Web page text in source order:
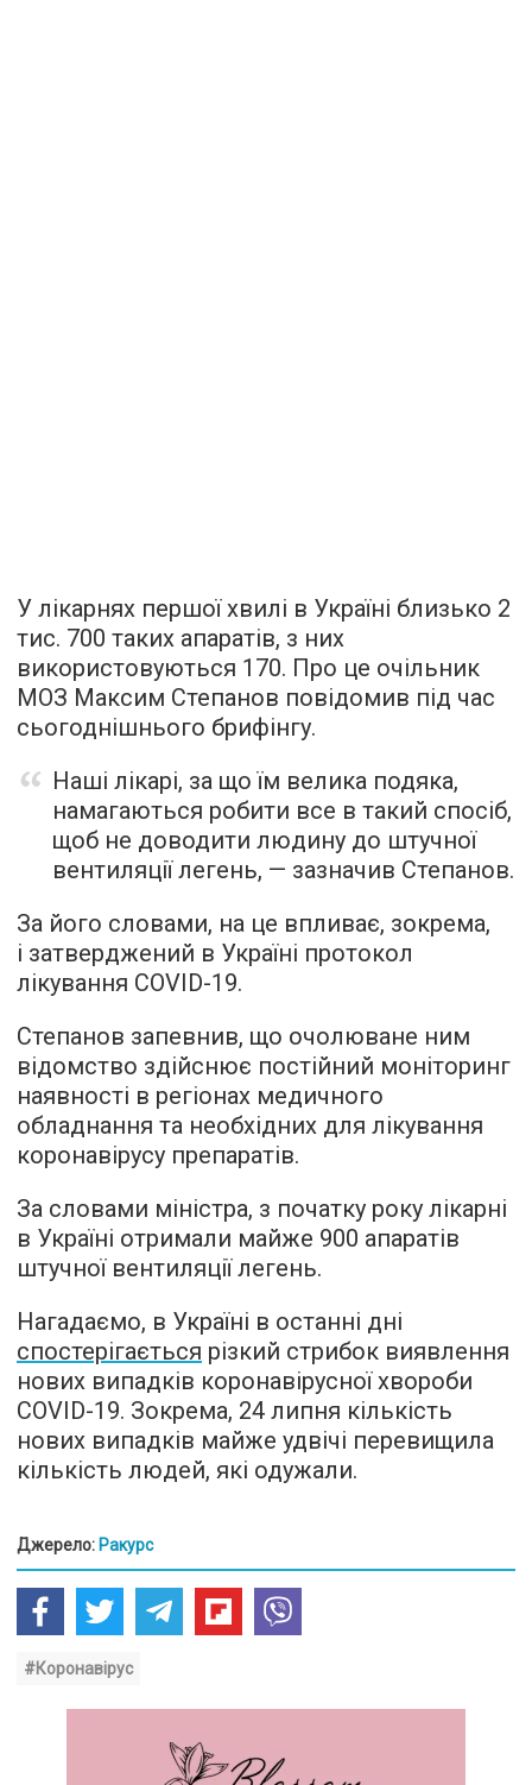
У лікарнях першої хвилі в Україні близько 2
тис. 700 таких апаратів, з них
використовуються 170. Про це очільник
МОЗ Максим Степанов повідомив під час
сьогоднішнього брифінгу.
Наші лікарі, за що їм велика подяка,
намагаються робити все в такий спосіб,
щоб не доводити людину до штучної
вентиляції легень, — зазначив Степанов.
За його словами, на це впливає, зокрема,
і затверджений в Україні протокол
лікування COVID-19.
Степанов запевнив, що очолюване ним
відомство здійснює постійний моніторинг
наявності в регіонах медичного
обладнання та необхідних для лікування
коронавірусу препаратів.
За словами міністра, з початку року лікарні
в Україні отримали майже 900 апаратів
штучної вентиляції легень.
Нагадаємо, в Україні в останні дні
спостерігається різкий стрибок виявлення
нових випадків коронавірусної хвороби
COVID-19. Зокрема, 24 липня кількість
нових випадків майже удвічі перевищила
кількість людей, які одужали.
Джерело: Ракурс
#Коронавірус